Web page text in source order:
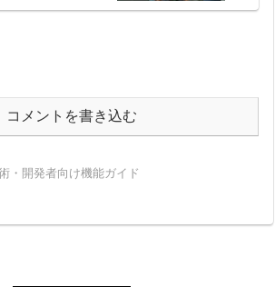
コメントを書き込む
・開発者向け機能ガイド